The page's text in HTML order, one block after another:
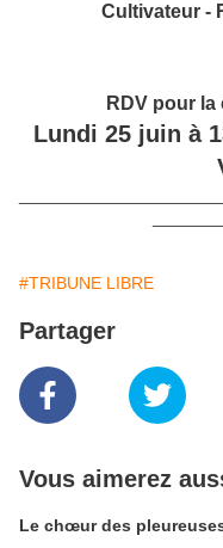
Cultivateur -
RDV pour
Lundi 25 juin à
#TRIBUNE LIBRE
Partager
Vous aimerez
Le chœur des